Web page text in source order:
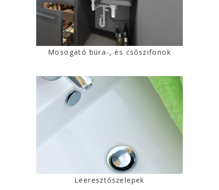
Mosogató búra-, és csőszifonok
Leeresztőszelepek